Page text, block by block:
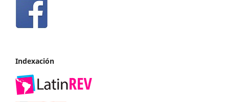
Indexación